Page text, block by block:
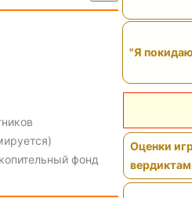
фонд
"Я
Оценки